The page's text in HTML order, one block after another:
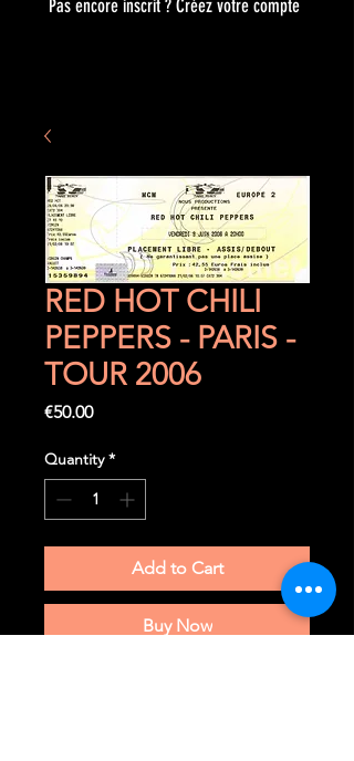
Pas encore inscrit ? Créez votre compte
RED HOT CHILI
PEPPERS - PARIS -
TOUR 2006
€50.00Price
Quantity *
Add to Cart
Buy Now